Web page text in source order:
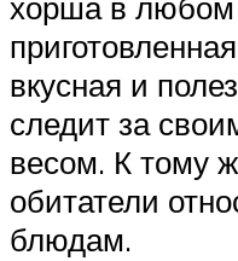
вкусная и
следит за
весом. К тому
обитатели
блюдам.